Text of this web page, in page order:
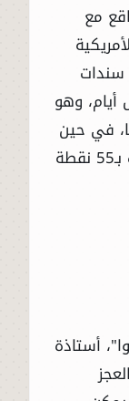
مع
سندات
إلى 5% خلال أيام، وهو
منذ أكثر من 25 عامًا، في حين
زاد العائد على سندات العشر سنوات بـ55 نقطة
أستاذة